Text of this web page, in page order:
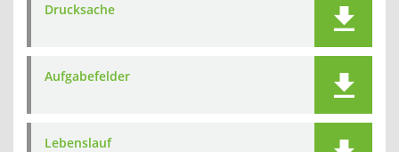
Drucksache
Aufgabefelder
Lebenslauf